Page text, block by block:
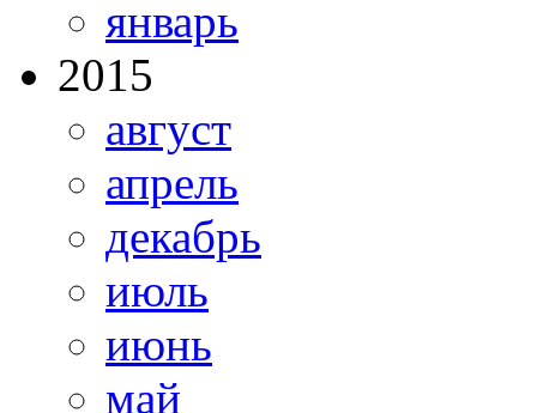
январь
2015
август
апрель
декабрь
июль
июнь
май